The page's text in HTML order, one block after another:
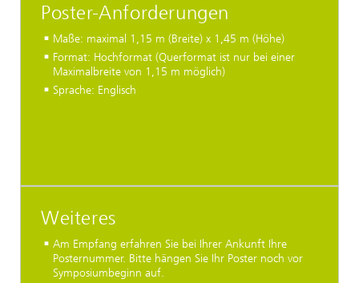
Poster-Anforderungen
Maße: maximal 1,15 m (Breite) x 1,45 m (Höhe)
Format: Hochformat (Querformat ist nur bei einer
Maximalbreite von 1,15 m möglich)
Sprache: Englisch
Weiteres
Am Empfang erfahren Sie bei Ihrer Ankunft Ihre
Posternummer. Bitte hängen Sie Ihr Poster noch vor
Symposiumbeginn auf.